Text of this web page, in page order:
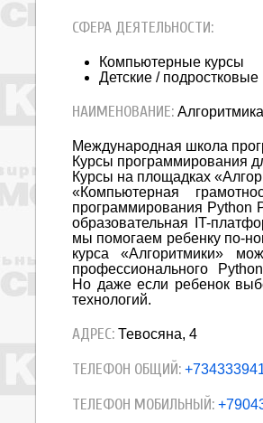
СФЕРА ДЕЯТЕЛЬНОСТИ:
Компьютерные курсы
Детские / подростковые
НАИМЕНОВАНИЕ: Алгоритмика
Международная школа
Курсы программирования
Курсы на площадках
«Компьютерная
программирования Python
образовательная IT-
мы помогаем ребенку по-
курса «Алгоритмики»
профессионального
Но даже если ребенок
технологий.
АДРЕС: ​Тевосяна, 4
ТЕЛЕФОН ОБЩИЙ:
ТЕЛЕФОН МОБИЛЬНЫЙ: